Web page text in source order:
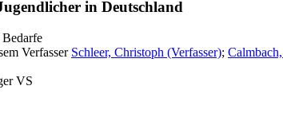
in Deutschland
Verfasser Schleer, Christoph (Verfasser);
VS